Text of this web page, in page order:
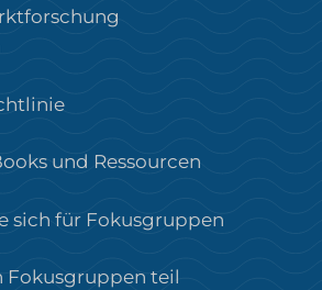
und Ressourcen
sich für Fokusgruppen
Fokusgruppen teil